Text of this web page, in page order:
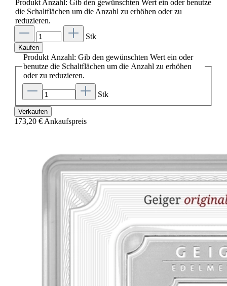
Produkt Anzahl: Gib den gewünschten Wert ein oder benutze
die Schaltflächen um die Anzahl zu erhöhen oder zu
reduzieren.
Stk
Kaufen
Produkt Anzahl: Gib den gewünschten Wert ein oder
benutze die Schaltflächen um die Anzahl zu erhöhen
oder zu reduzieren.
Stk
Verkaufen
173,20 € Ankaufspreis